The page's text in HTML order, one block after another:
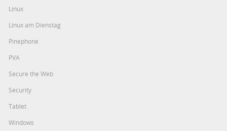
Linux
Linux am Dienstag
Pinephone
PVA
Secure the Web
Security
Tablet
Windows